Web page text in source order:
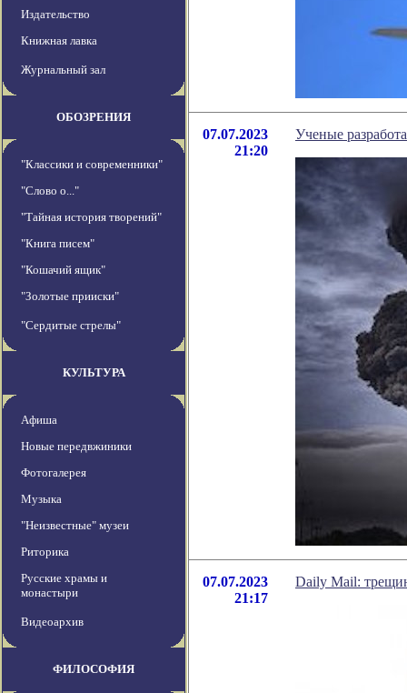
Издательство
Книжная лавка
Журнальный зал
ОБОЗРЕНИЯ
"Классики и современники"
"Слово о..."
"Тайная история творений"
"Книга писем"
"Кошачий ящик"
"Золотые прииски"
"Сердитые стрелы"
КУЛЬТУРА
Афиша
Новые передвжиники
Фотогалерея
Музыка
"Неизвестные" музеи
Риторика
Русские храмы и
монастыри
Видеоархив
ФИЛОСОФИЯ
07.07.2023
21:20
Ученые
07.07.2023
21:17
Daily Mail: